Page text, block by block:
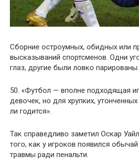
Сборние остроумных, обидных или
высказываний спортсменов. Одни
глаз, другие были ловко парированы.
50. «Футбол — вполне подходящая
девочек, но для хрупких,
ли годится».
Так справедливо заметил Оскар
того, как у игроков появился
травмы ради пенальти.